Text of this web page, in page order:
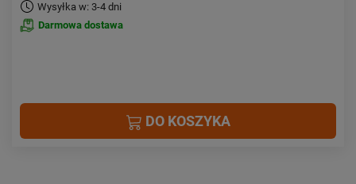
Wysyłka w: 3-4 dni
Darmowa dostawa
DO KOSZYKA